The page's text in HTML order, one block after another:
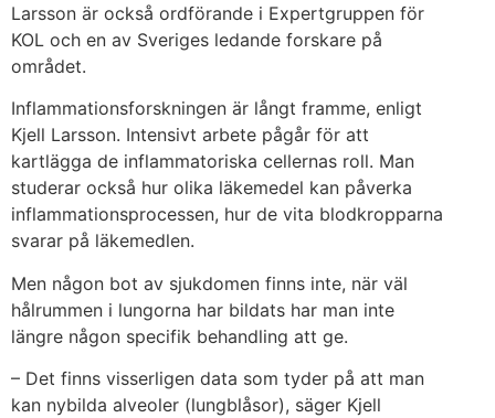
Larsson är också ordförande i Expertgruppen för
KOL och en av Sveriges ledande forskare på
området.
Inflammationsforskningen är långt framme, enligt
Kjell Larsson. Intensivt arbete pågår för att
kartlägga de inflammatoriska cellernas roll. Man
studerar också hur olika läkemedel kan påverka
inflammationsprocessen, hur de vita blodkropparna
svarar på läkemedlen.
Men någon bot av sjukdomen finns inte, när väl
hålrummen i lungorna har bildats har man inte
längre någon specifik behandling att ge.
– Det finns visserligen data som tyder på att man
kan nybilda alveoler (lungblåsor), säger Kjell